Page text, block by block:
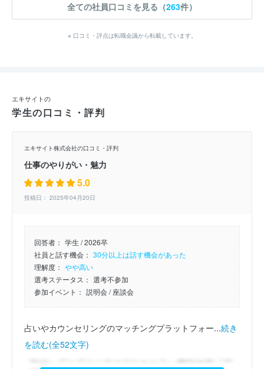
全ての社員口コミを見る（263件）
※ 口コミ・評点は転職会議から転載しています。
エキサイトの
学生の口コミ・評判
エキサイト株式会社の口コミ・評判
仕事のやりがい・魅力
5.0
投稿日： 2025年04月20日
回答者： 学生 / 2026卒
社員と話す機会： 30分以上は話す機会があった
理解度： やや高い
選考ステータス： 選考不参加
参加イベント： 説明会/ 座談会
占いやカウンセリングのマッチングプラットフォー...続き
を読む(全52文字)